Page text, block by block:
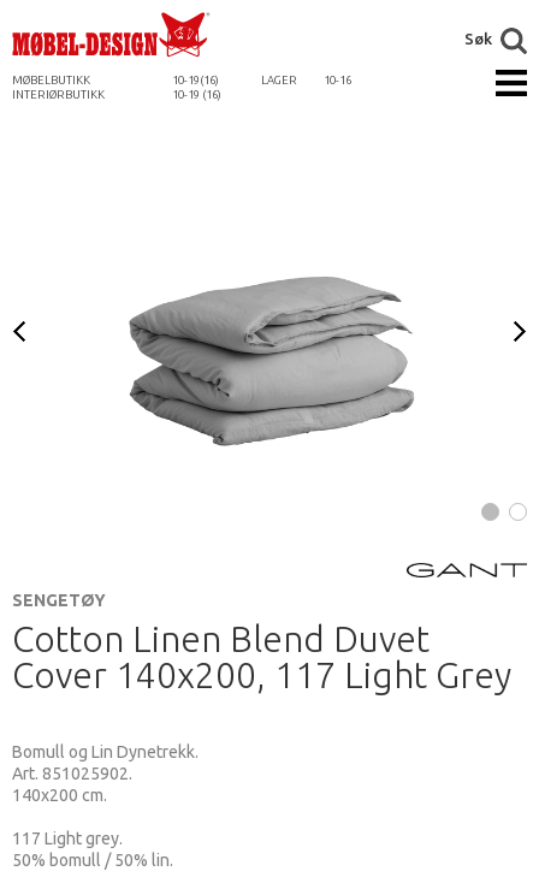
MØBELBUTIKK 10-19(16) LAGER
10-16
INTERIØRBUTIKK
10-19 (16)
Søk
SENGETØY
Cotton Linen Blend Duvet
Cover 140x200, 117 Light Grey
Bomull og Lin Dynetrekk.
Art. 851025902.
140x200 cm.
117 Light grey.
50% bomull / 50% lin.